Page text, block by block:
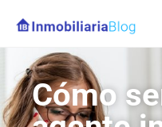
Cómo